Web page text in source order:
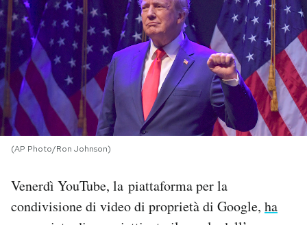
Sport
Mondiali calcio 2026
PODCAST
NEWSLETTER
SHOP
(AP Photo/Ron Johnson)
Venerdì YouTube, la piattaforma per la
condivisione di video di proprietà di Google, ha